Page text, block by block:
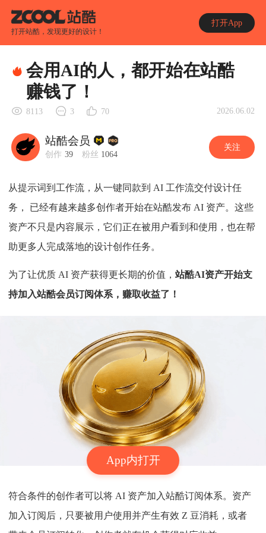
打开站酷，发现更好的设计！
打开App
App内打开
会用AI的人，都开始在站酷
赚钱了！
8113 3 70 2026.06.02
站酷会员
创作 39 粉丝 1064
关注
从提示词到工作流，从一键同款到 AI 工作流交付设计任
务， 已经有越来越多创作者开始在站酷发布 AI 资产。这些
资产不只是内容展示，它们正在被用户看到和使用，也在帮
助更多人完成落地的设计创作任务。
为了让优质 AI 资产获得更长期的价值，站酷AI资产开始支
持加入站酷会员订阅体系，赚取收益了！
符合条件的创作者可以将 AI 资产加入站酷订阅体系。资产
加入订阅后，只要被用户使用并产生有效 Z 豆消耗，或者